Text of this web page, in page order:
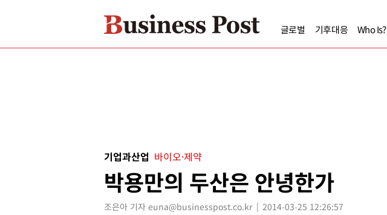
글로벌 기후대응 Who Is?
기업과산업 바이오·제약
박용만의 두산은 안녕한가
조은아 기자 euna@businesspost.co.kr 2014-03-25 12:26:57